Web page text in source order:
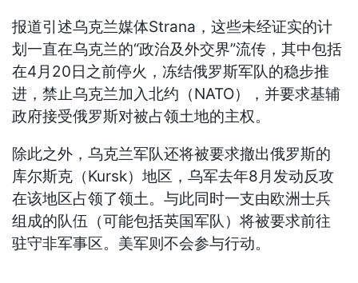
报道引述乌克兰媒体Strana，这些未经证实的计
划一直在乌克兰的“政治及外交界”流传，其中包括
在4月20日之前停火，冻结俄罗斯军队的稳步推
进，禁止乌克兰加入北约（NATO），并要求基辅
政府接受俄罗斯对被占领土地的主权。
除此之外，乌克兰军队还将被要求撤出俄罗斯的
库尔斯克（Kursk）地区，乌军去年8月发动反攻
在该地区占领了领土。与此同时一支由欧洲士兵
组成的队伍（可能包括英国军队）将被要求前往
驻守非军事区。美军则不会参与行动。